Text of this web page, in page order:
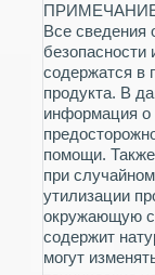
Все сведения
содержатся в
продукта. В
информация о
помощи.
при
утилизации
окружающую
содержит
могут